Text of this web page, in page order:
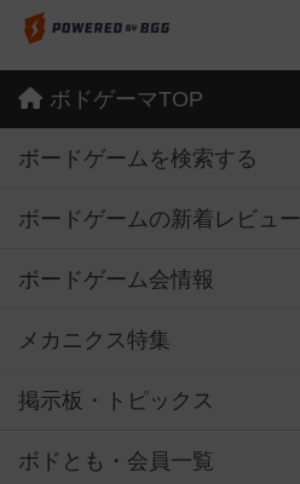
ボドゲーマTOP
ボードゲームを検索する
ボードゲームの新着レビュー
ボードゲーム会情報
メカニクス特集
掲示板・トピックス
ボドとも・会員一覧